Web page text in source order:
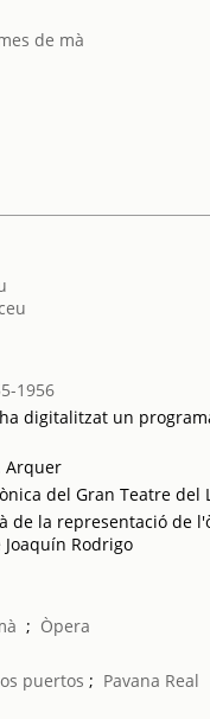
de mà
1956
digitalitzat un
Arquer
del Gran Teatre del
de la representació de
Joaquín Rodrigo
; Òpera
puertos ; Pavana Real